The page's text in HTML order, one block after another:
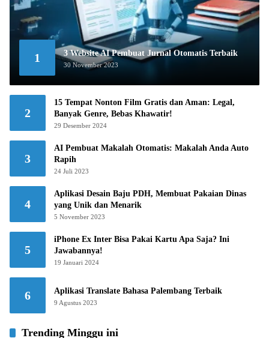
1 3 Website AI Pembuat Jurnal Otomatis Terbaik
30 November 2023
2
15 Tempat Nonton Film Gratis dan Aman: Legal,
Banyak Genre, Bebas Khawatir!
29 Desember 2024
3
AI Pembuat Makalah Otomatis: Makalah Anda Auto
Rapih
24 Juli 2023
4
Aplikasi Desain Baju PDH, Membuat Pakaian Dinas
yang Unik dan Menarik
5 November 2023
5
iPhone Ex Inter Bisa Pakai Kartu Apa Saja? Ini
Jawabannya!
19 Januari 2024
6 Aplikasi Translate Bahasa Palembang Terbaik
9 Agustus 2023
Trending Minggu ini